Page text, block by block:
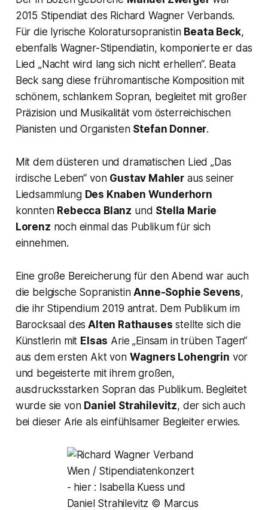
2015 Stipendiat des Richard Wagner Verbands.
Für die lyrische Koloratursopranistin Beata Beck,
ebenfalls Wagner-Stipendiatin, komponierte er das
Lied „Nacht wird lang sich nicht erhellen“. Beata
Beck sang diese frühromantische Komposition mit
schönem, schlankem Sopran, begleitet mit großer
Präzision und Musikalität vom österreichischen
Pianisten und Organisten Stefan Donner.
Mit dem düsteren und dramatischen Lied „Das
irdische Leben“ von Gustav Mahler aus seiner
Liedsammlung Des Knaben Wunderhorn
konnten Rebecca Blanz und Stella Marie
Lorenz noch einmal das Publikum für sich
einnehmen.
Eine große Bereicherung für den Abend war auch
die belgische SopranistinAnne-Sophie Sevens,
die ihr Stipendium 2019 antrat. Dem Publikum im
Barocksaal des Alten Rathauses stellte sich die
Künstlerin mit Elsas Arie„Einsam in trüben Tagen“
aus dem ersten Akt von Wagners Lohengrin vor
und begeisterte mit ihrem großen,
ausdrucksstarken Sopran das Publikum. Begleitet
wurde sie von Daniel Strahilevitz, der sich auch
bei dieser Arie als einfühlsamer Begleiter erwies.